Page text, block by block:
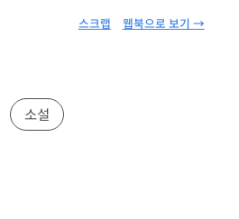
웹북으로 보기 →
스크랩
소설